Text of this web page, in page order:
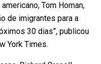
Tom Homan,
de imigrantes para a
30 dias”, publicou
York Times.